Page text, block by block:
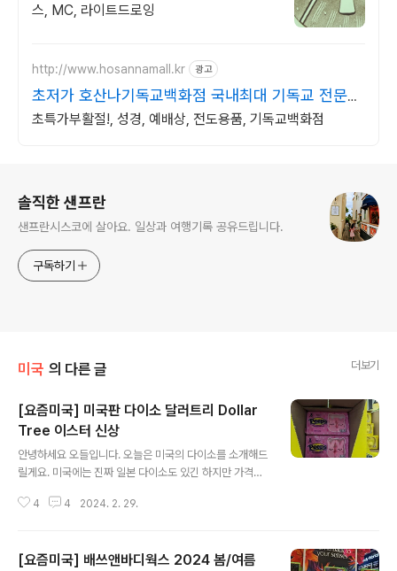
스, MC, 라이트드로잉
http://www.hosannamall.kr 광고
초저가 호산나기독교백화점 국내최대 기독교 전문
쇼핑몰
초특가부활절!, 성경, 예배상, 전도용품, 기독교백화점
솔직한 샌프란
샌프란시스코에 살아요. 일상과 여행기록 공유드립니다.
구독하기
미국 의 다른 글 더보기
[요즘미국] 미국판 다이소 달러트리 Dollar
Tree 이스터 신상
안녕하세요 오들입니다. 오늘은 미국의 다이소를 소개해드
릴게요. 미국에는 진짜 일본 다이소도 있긴 하지만 가격이
서 특별히 추천드리고 싶은 제품이 적은 편이에요. 현지기
만 하실거에요. 사실 달러트리 제품이 안전할까, 싶어서 전
4 4 2024. 2. 29.
[요즘미국] 배쓰앤바디웍스 2024 봄/여름